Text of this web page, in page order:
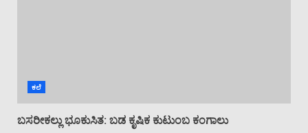
ಕಲೆ
ಬಸರೀಕಲ್ಲು ಭೂಕುಸಿತ: ಬಡ ಕೃಷಿಕ ಕುಟುಂಬ ಕಂಗಾಲು